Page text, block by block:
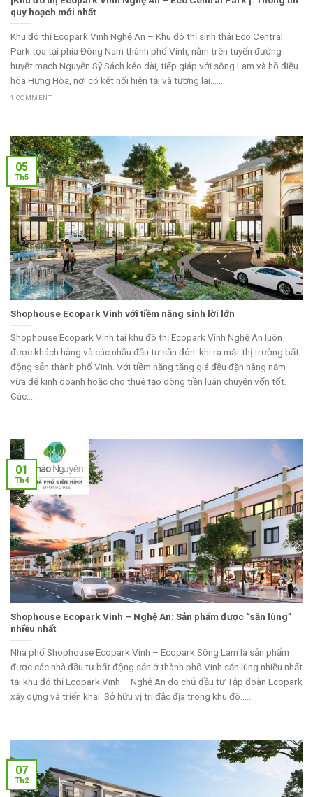
quy hoạch mới nhất
Khu đô thị Ecopark Vinh Nghệ An – Khu đô thị sinh thái Eco Central
Park tọa tại phía Đông Nam thành phố Vinh, nằm trên tuyến đường
huyết mạch Nguyễn Sỹ Sách kéo dài, tiếp giáp với sông Lam và hồ điều
hòa Hưng Hòa, nơi có kết nối hiện tại và tương lai......
1 COMMENT
Shophouse Ecopark Vinh với tiềm năng sinh lời lớn
Shophouse Ecopark Vinh tai khu đô thị Ecopark Vinh Nghệ An luôn
được khách hàng và các nhầu đầu tư săn đón khi ra mắt thị trường bất
động sản thành phố Vinh. Với tiềm năng tăng giá đều đặn hàng năm
vừa để kinh doanh hoặc cho thuê tạo dòng tiền luân chuyển vốn tốt.
Các......
05
Th5
Shophouse Ecopark Vinh – Nghệ An: Sản phẩm được “săn lùng”
nhiều nhất
Nhà phố Shophouse Ecopark Vinh – Ecopark Sông Lam là sản phẩm
được các nhà đầu tư bất động sản ở thành phố Vinh săn lùng nhiều nhất
tại khu đô thị Ecopark Vinh – Nghệ An do chủ đầu tư Tập đoàn Ecopark
xây dựng và triển khai. Sở hữu vị trí đắc địa trong khu đô......
01
Th4
07
Th2